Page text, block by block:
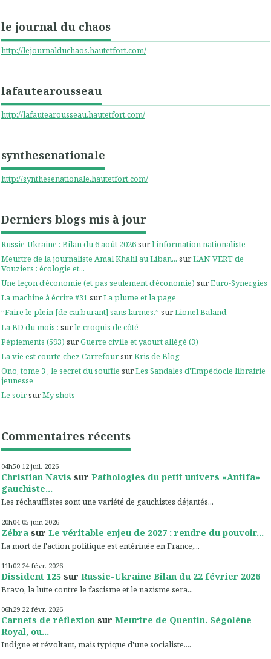
le journal du chaos
http://lejournalduchaos.hautetfort.com/
lafautearousseau
http://lafautearousseau.hautetfort.com/
synthesenationale
http://synthesenationale.hautetfort.com/
Derniers blogs mis à jour
Russie-Ukraine : Bilan du 6 août 2026surl'information nationaliste
Meurtre de la journaliste Amal Khalil au Liban... surL'AN VERT de
Vouziers : écologie et...
Une leçon d’économie (et pas seulement d’économie) surEuro-Synergies
La machine à écrire #31 surLa plume et la page
”Faire le plein [de carburant] sans larmes.” surLionel Baland
La BD du mois : surle croquis de côté
Pépiements (593) surGuerre civile et yaourt allégé (3)
La vie est courte chez CarrefoursurKris de Blog
Ono, tome 3 , le secret du souffle surLes Sandales d'Empédocle librairie
jeunesse
Le soirsurMy shots
Commentaires récents
04h50 12 juil. 2026
Christian Navis sur Pathologies du petit univers «Antifa»
gauchiste...
Les réchauffistes sont une variété de gauchistes déjantés...
20h04 05 juin 2026
Zébra sur Le véritable enjeu de 2027 : rendre du pouvoir...
La mort de l'action politique est entérinée en France,...
11h02 24 févr. 2026
Dissident 125 sur Russie-Ukraine Bilan du 22 février 2026
Bravo, la lutte contre le fascisme et le nazisme sera...
06h29 22 févr. 2026
Carnets de réflexion sur Meurtre de Quentin. Ségolène
Royal, ou...
Indigne et révoltant, mais typique d'une socialiste....